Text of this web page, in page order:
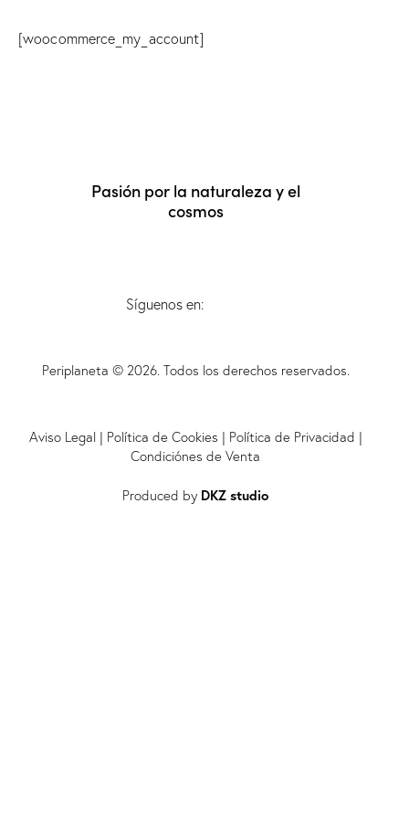
[woocommerce_my_account]
Pasión por la naturaleza y el
cosmos
Síguenos en:
Periplaneta © 2026. Todos los derechos reservados.
Aviso Legal | Política de Cookies | Política de Privacidad |
Condiciónes de Venta
Produced by DKZ studio